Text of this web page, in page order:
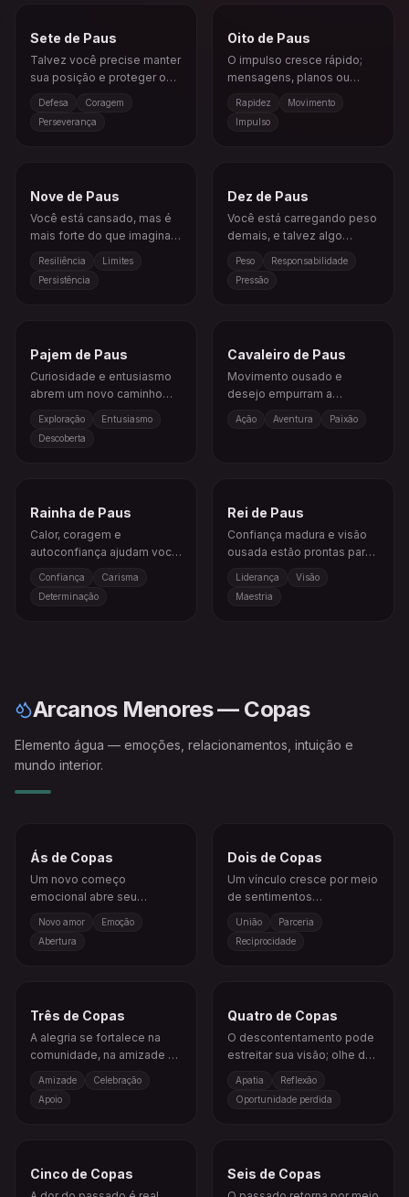
Sete de Paus
Talvez você precise manter
sua posição e proteger o
Defesa
Coragem
Perseverança
Oito de Paus
O impulso cresce rápido;
mensagens, planos ou
após uma espera.
Rapidez
Movimento
Impulso
Nove de Paus
Você está cansado, mas é
mais forte do que imagina;
proteja sua energia.
Resiliência
Limites
Persistência
Dez de Paus
Você está carregando peso
demais, e talvez algo
Peso
Responsabilidade
Pressão
Pajem de Paus
Curiosidade e entusiasmo
abrem um novo caminho
mensagem de
possibilidade.
Exploração
Entusiasmo
Descoberta
Cavaleiro de Paus
Movimento ousado e
desejo empurram a
rápido demais.
Ação Aventura Paixão
Rainha de Paus
Calor, coragem e
autoconfiança ajudam você
Confiança
Carisma
Determinação
Rei de Paus
Confiança madura e visão
ousada estão prontas para
inspiradoras em ação
duradeira.
Liderança
Visão
Maestria
Arcanos Menores — Copas
Elemento água — emoções, relacionamentos, intuição e
mundo interior.
Ás de Copas
Um novo começo
emocional abre seu
Novo amor
Emoção
Abertura
Dois de Copas
Um vínculo cresce por meio
de sentimentos
União
Parceria
Reciprocidade
Três de Copas
A alegria se fortalece na
comunidade, na amizade e
Amizade
Celebração
Apoio
Quatro de Copas
O descontentamento pode
estreitar sua visão; olhe de
silenciosa que aparece.
Apatia
Reflexão
Oportunidade perdida
Cinco de Copas Seis de Copas